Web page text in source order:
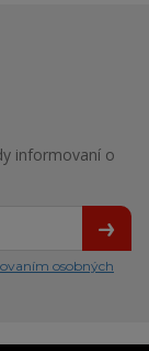
informovaní o
osobných